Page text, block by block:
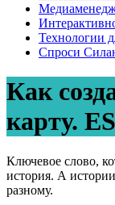
Технологии
Спроси
Как
карту.
Ключевое слово,
история. А
разному.